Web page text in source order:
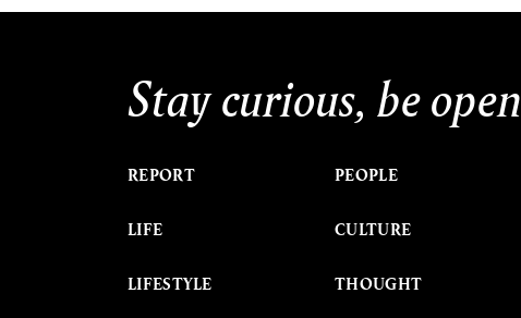
Stay curious, be open
REPORT
LIFE
LIFESTYLE
PEOPLE
CULTURE
THOUGHT